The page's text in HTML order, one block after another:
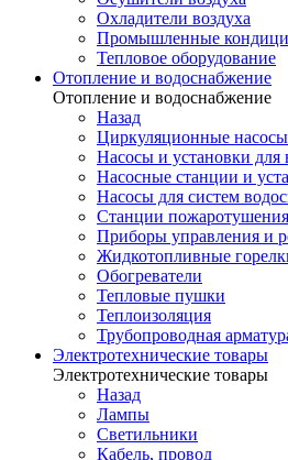
Охладители воздуха
Промышленные
Тепловое оборудование
Отопление и водоснабжение
Отопление и водоснабжение
Назад
Циркуляционные насосы
Насосы и установки для
Насосные станции и
Насосы для систем
Станции пожаротушения
Приборы управления и
Жидкотопливные
Обогреватели
Тепловые пушки
Теплоизоляция
Трубопроводная
Электротехнические товары
Электротехнические товары
Назад
Лампы
Светильники
Кабель, провод